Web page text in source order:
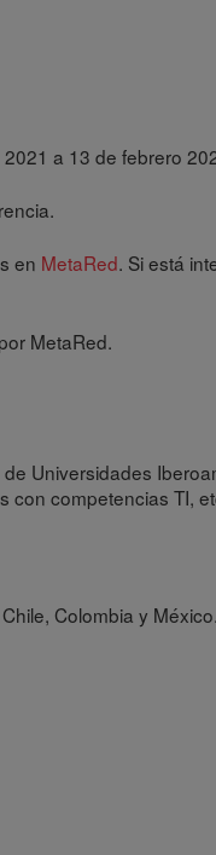
a 13 de febrero
en MetaRed. Si está
MetaRed.
Universidades
con competencias TI,
Colombia y México.